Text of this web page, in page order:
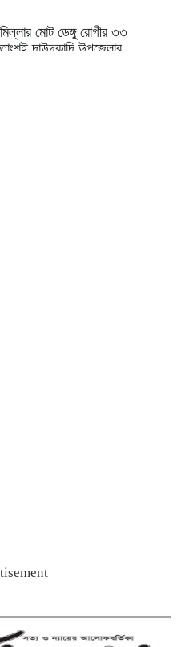
মোট ডেঙ্গু রোগীর ৩৩
দাউদকান্দি উপজেলার
গেল আরো ৪ শিশুর
গাঁজাসহ নারী মাদক
গ্রেপ্তার